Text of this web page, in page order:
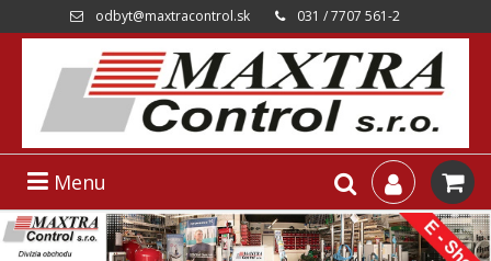
odbyt@maxtracontrol.sk 031 / 7707 561-2
Menu